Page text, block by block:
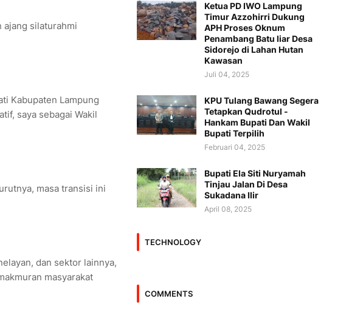
ajang silaturahmi
Kabupaten Lampung
saya sebagai Wakil
masa transisi ini
dan sektor lainnya,
masyarakat
Ketua PD IWO Lampung
Timur Azzohirri Dukung
APH Proses Oknum
Penambang Batu liar Desa
Sidorejo di Lahan Hutan
Kawasan
Juli 04, 2025
KPU Tulang Bawang Segera
Tetapkan Qudrotul -
Hankam Bupati Dan Wakil
Bupati Terpilih
Februari 04, 2025
Bupati Ela Siti Nuryamah
Tinjau Jalan Di Desa
Sukadana Ilir
April 08, 2025
TECHNOLOGY
COMMENTS